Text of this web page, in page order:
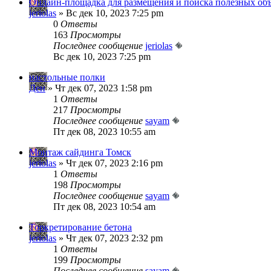
Онлайн-площадка для размещения и поиска полезных
jeriolas » Вс дек 10, 2023 7:25 pm
0 Ответы
163 Просмотры
Последнее сообщение jeriolas
Вс дек 10, 2023 7:25 pm
настольные полки
Ден» Чт дек 07, 2023 1:58 pm
1 Ответы
217 Просмотры
Последнее сообщение sayam
Пт дек 08, 2023 10:55 am
Монтаж сайдинга Томск
jeriolas » Чт дек 07, 2023 2:16 pm
1 Ответы
198 Просмотры
Последнее сообщение sayam
Пт дек 08, 2023 10:54 am
Торкретирование бетона
jeriolas » Чт дек 07, 2023 2:32 pm
1 Ответы
199 Просмотры